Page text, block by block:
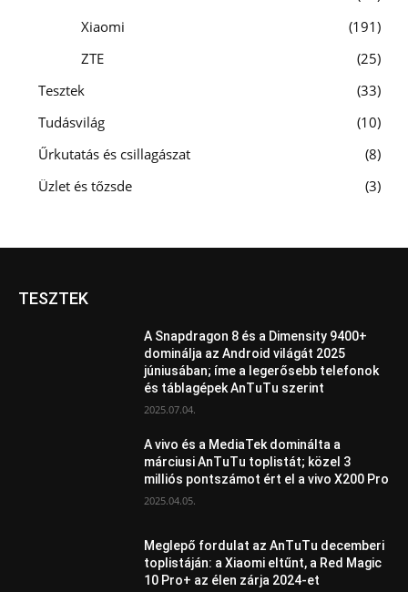
Xiaomi
191
ZTE
25
Tesztek
33
Tudásvilág
10
Űrkutatás és csillagászat
8
Üzlet és tőzsde
3
TESZTEK
A Snapdragon 8 és a Dimensity 9400+
dominálja az Android világát 2025
júniusában; íme a legerősebb telefonok
és táblagépek AnTuTu szerint
2025.07.04.
A vivo és a MediaTek dominálta a
márciusi AnTuTu toplistát; közel 3
milliós pontszámot ért el a vivo X200 Pro
2025.04.05.
Meglepő fordulat az AnTuTu decemberi
toplistáján: a Xiaomi eltűnt, a Red Magic
10 Pro+ az élen zárja 2024-et